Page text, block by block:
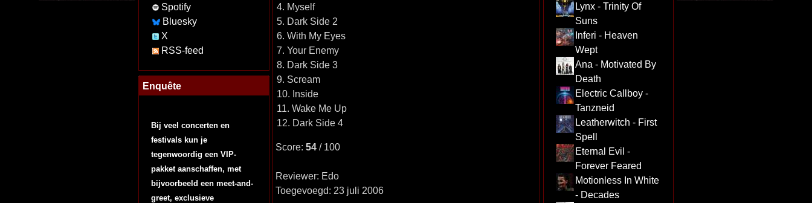
Spotify
Bluesky
X
RSS-feed
Enquête
Bij veel concerten en
festivals kun je
tegenwoordig een VIP-
pakket aanschaffen, met
bijvoorbeeld een meet-and-
greet, exclusieve
4. Myself
5. Dark Side 2
6. With My Eyes
7. Your Enemy
8. Dark Side 3
9. Scream
10. Inside
11. Wake Me Up
12. Dark Side 4
Score: 54/ 100
Reviewer: Edo
Toegevoegd: 23 juli 2006
Lynx - Trinity Of
Suns
Inferi - Heaven
Wept
Ana - Motivated By
Death
Electric Callboy -
Tanzneid
Leatherwitch - First
Spell
Eternal Evil -
Forever Feared
Motionless In White
- Decades